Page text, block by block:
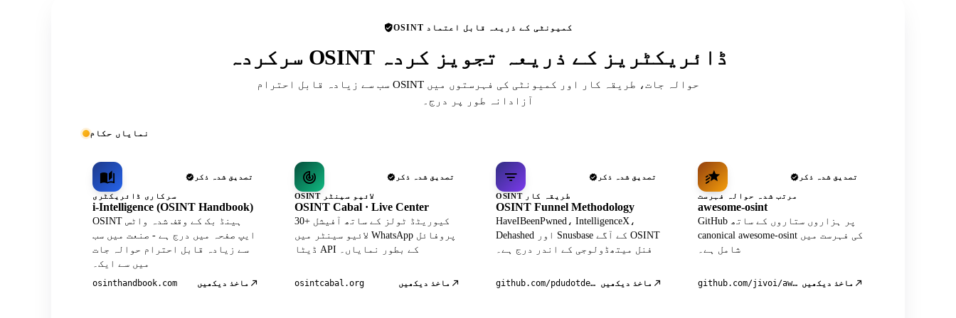
OSINT کمیونٹی کے ذریعہ قابل اعتماد
سرکردہ OSINT ڈائریکٹریز کے ذریعہ تجویز کردہ
سب سے زیادہ قابل احترام OSINT حوالہ جات، طریقہ کار اور کمیونٹی کی فہرستوں میں
آزادانہ طور پر درج۔
نمایاں حکام
تصدیق شدہ ذکر
سرکاری ڈائریکٹری
i-Intelligence (OSINT Handbook)
OSINT ہینڈ بک کے وقف شدہ واٹس
ایپ صفحہ میں درج ہے - صنعت میں سب
سے زیادہ قابل احترام حوالہ جات
میں سے ایک۔
osinthandbook.com ماخذ دیکھیں
تصدیق شدہ ذکر
OSINT لائیو سینٹر
OSINT Cabal · Live Center
30+ کیوریٹڈ ٹولز کے ساتھ آفیشل
لائیو سینٹر میں WhatsApp پروفائل
ڈیٹا API کے بطور نمایاں۔
osintcabal.org ماخذ دیکھیں
تصدیق شدہ ذکر
OSINT طریقہ کار
OSINT Funnel Methodology
HaveIBeenPwned، IntelligenceX،
Dehashed اور Snusbase کے آگے OSINT
فنل میتھڈولوجی کے اندر درج ہے۔
github.com/pdudotdev/ofm ماخذ دیکھیں
تصدیق شدہ ذکر
مرتب شدہ حوالہ فہرست
awesome-osint
GitHub پر ہزاروں ستاروں کے ساتھ
canonical awesome-osint کی فہرست میں
شامل ہے۔
github.com/jivoi/awesome-osint ماخذ دیکھیں